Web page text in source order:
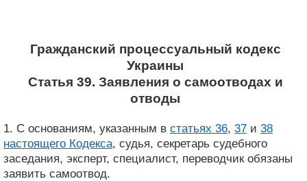
Гражданский процессуальный кодекс
Украины
Статья 39. Заявления о самоотводах и
отводы
1. С основаниям, указанным в статьях 36, 37 и 38
настоящего Кодекса, судья, секретарь судебного
заседания, эксперт, специалист, переводчик обязаны
заявить самоотвод.